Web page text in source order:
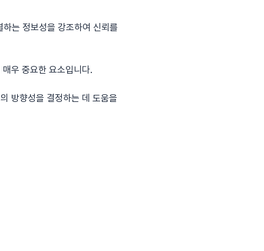
는 정보성을 강조하여 신뢰를
우 중요한 요소입니다.
방향성을 결정하는 데 도움을